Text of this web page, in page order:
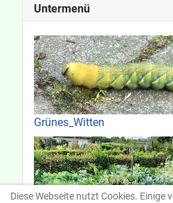
Untermenü
Grünes_Witten
Diese Webseite nutzt Cookies. Einige